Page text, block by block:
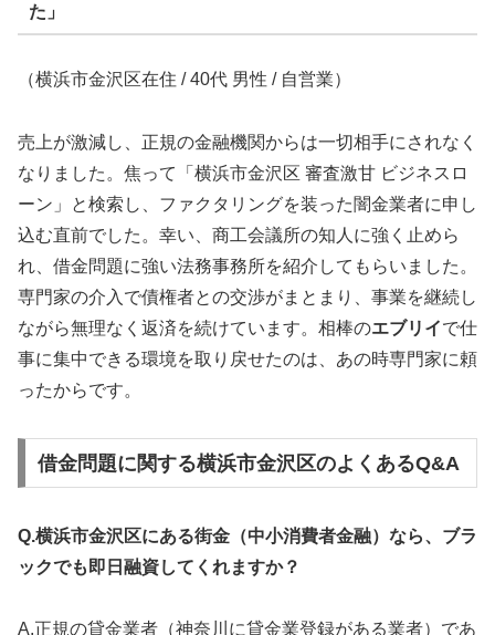
た」
（横浜市金沢区在住 / 40代 男性 / 自営業）
売上が激減し、正規の金融機関からは一切相手にされなく
なりました。焦って「横浜市金沢区 審査激甘 ビジネスロ
ーン」と検索し、ファクタリングを装った闇金業者に申し
込む直前でした。幸い、商工会議所の知人に強く止めら
れ、借金問題に強い法務事務所を紹介してもらいました。
専門家の介入で債権者との交渉がまとまり、事業を継続し
ながら無理なく返済を続けています。相棒のエブリイで仕
事に集中できる環境を取り戻せたのは、あの時専門家に頼
ったからです。
借金問題に関する横浜市金沢区のよくあるQ&A
Q.横浜市金沢区にある街金（中小消費者金融）なら、ブラ
ックでも即日融資してくれますか？
A.正規の貸金業者（神奈川に貸金業登録がある業者）であ